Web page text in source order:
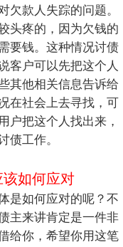
欠款人失踪的问题。
头疼的，因为欠钱的
要钱。这种情况讨债
客户可以先把这个人
其他相关信息告诉给
在社会上去寻找，可
户把这个人找出来，
债工作。
如何应对
是如何应对的呢？不
主来讲肯定是一件非
给你，希望你用这笔